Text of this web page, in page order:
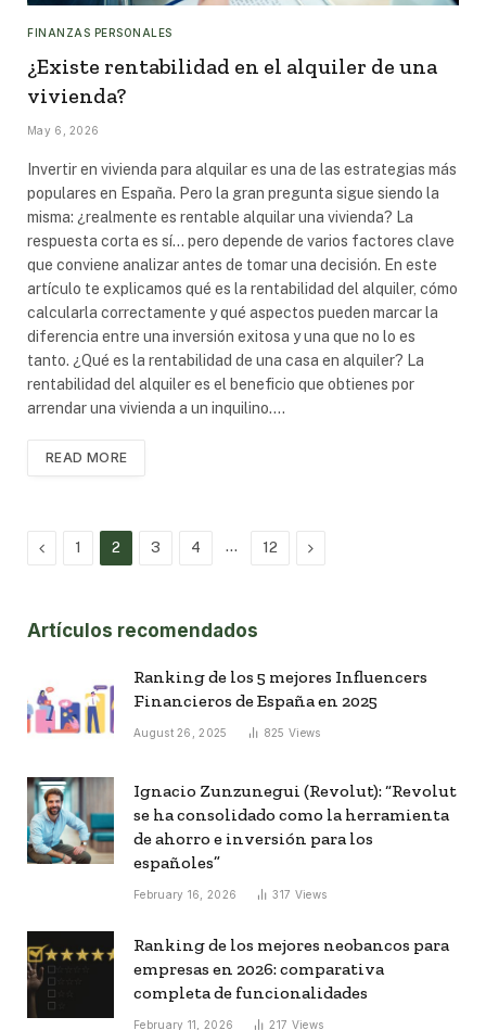
FINANZAS PERSONALES
¿Existe rentabilidad en el alquiler de una
vivienda?
May 6, 2026
Invertir en vivienda para alquilar es una de las estrategias más
populares en España. Pero la gran pregunta sigue siendo la
misma: ¿realmente es rentable alquilar una vivienda? La
respuesta corta es sí… pero depende de varios factores clave
que conviene analizar antes de tomar una decisión. En este
artículo te explicamos qué es la rentabilidad del alquiler, cómo
calcularla correctamente y qué aspectos pueden marcar la
diferencia entre una inversión exitosa y una que no lo es
tanto. ¿Qué es la rentabilidad de una casa en alquiler? La
rentabilidad del alquiler es el beneficio que obtienes por
arrendar una vivienda a un inquilino.…
READ MORE
Previous
1 2 3 4 … 12 Next
Artículos recomendados
Ranking de los 5 mejores Influencers
Financieros de España en 2025
August 26, 2025 825Views
Ignacio Zunzunegui (Revolut): “Revolut
se ha consolidado como la herramienta
de ahorro e inversión para los
españoles”
February 16, 2026 317 Views
Ranking de los mejores neobancos para
empresas en 2026: comparativa
completa de funcionalidades
February 11, 2026 217 Views